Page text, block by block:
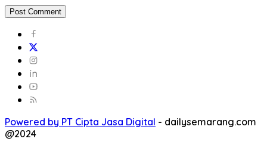
Powered by PT Cipta Jasa Digital - dailysemarang.com
@2024